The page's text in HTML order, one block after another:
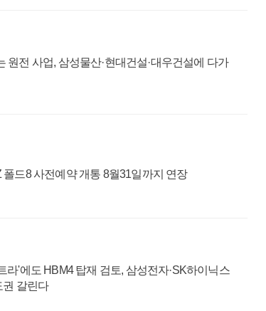
원전 사업, 삼성물산·현대건설·대우건설에 다가
폴드8 사전예약 개통 8월31일까지 연장
라'에도 HBM4 탑재 검토, 삼성전자·SK하이닉스
권 갈린다